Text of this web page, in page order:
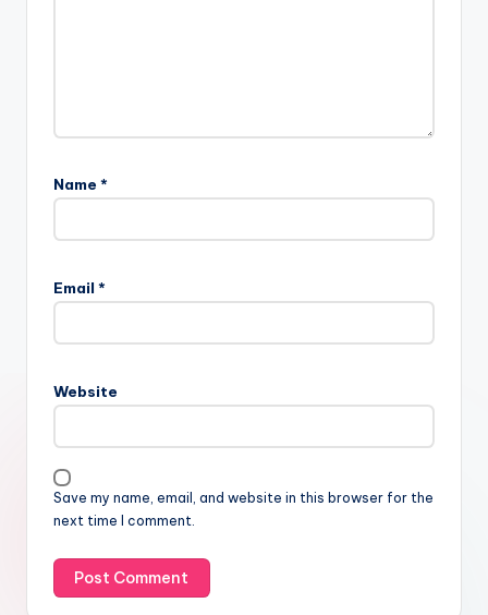
Name *
Email *
Website
Save my name, email, and website in this browser for the
next time I comment.